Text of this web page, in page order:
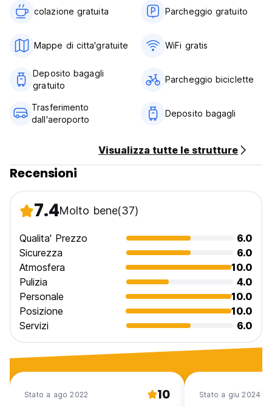
dell'arrivo.
Colazione inclusa.
Nessun coprifuoco. (Auto-translated from original language)
colazione gratuita‎ Parcheggio gratuito
Mappe di citta'gratuite WiFi gratis
Deposito bagagli
gratuito
Parcheggio biciclette
Trasferimento
dall'aeroporto
Deposito bagagli
Visualizza tutte le strutture
Recensioni
7.4Molto bene(37)
Qualita' Prezzo
6.0
Sicurezza
6.0
Atmosfera
10.0
Pulizia
4.0
Personale
10.0
Posizione
10.0
Servizi
6.0
Stato a ago 2022 10 Stato a giu 2024